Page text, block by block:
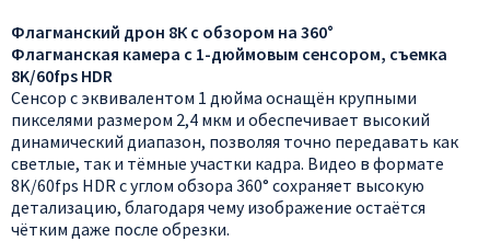
Флагманский дрон 8К с обзором на 360°
Флагманская камера с 1-дюймовым сенсором, съемка
8K/60fps HDR
Сенсор с эквивалентом 1 дюйма оснащён крупными
пикселями размером 2,4 мкм и обеспечивает высокий
динамический диапазон, позволяя точно передавать как
светлые, так и тёмные участки кадра. Видео в формате
8K/60fps HDR с углом обзора 360° сохраняет высокую
детализацию, благодаря чему изображение остаётся
чётким даже после обрезки.